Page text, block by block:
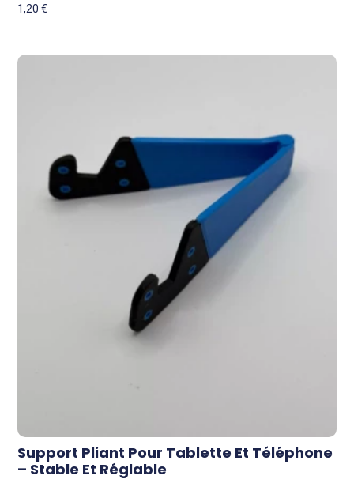
1,20€
Support Pliant Pour Tablette Et Téléphone
– Stable Et Réglable